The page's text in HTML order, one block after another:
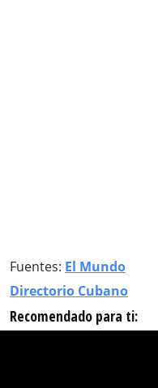
Fuentes: El Mundo
Directorio Cubano
Recomendado para ti: